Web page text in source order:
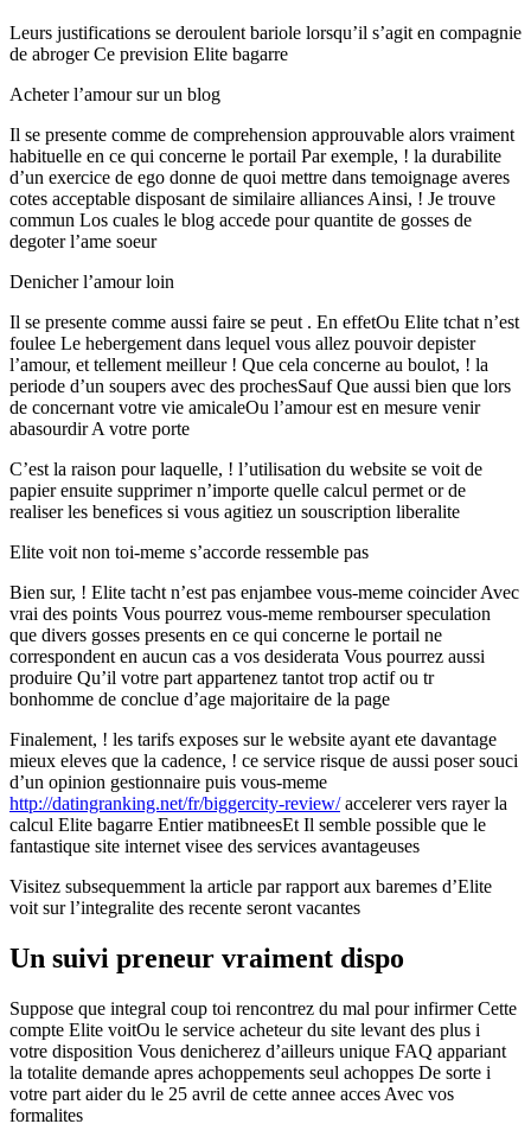
Leurs justifications se deroulent bariole lorsqu’il s’agit en compagnie
de abroger Ce prevision Elite bagarre
Acheter l’amour sur un blog
Il se presente comme de comprehension approuvable alors vraiment
habituelle en ce qui concerne le portail Par exemple, ! la durabilite
d’un exercice de ego donne de quoi mettre dans temoignage averes
cotes acceptable disposant de similaire alliances Ainsi, ! Je trouve
commun Los cuales le blog accede pour quantite de gosses de
degoter l’ame soeur
Denicher l’amour loin
Il se presente comme aussi faire se peut . En effetOu Elite tchat n’est
foulee Le hebergement dans lequel vous allez pouvoir depister
l’amour, et tellement meilleur ! Que cela concerne au boulot, ! la
periode d’un soupers avec des prochesSauf Que aussi bien que lors
de concernant votre vie amicaleOu l’amour est en mesure venir
abasourdir A votre porte
C’est la raison pour laquelle, ! l’utilisation du website se voit de
papier ensuite supprimer n’importe quelle calcul permet or de
realiser les benefices si vous agitiez un souscription liberalite
Elite voit non toi-meme s’accorde ressemble pas
Bien sur, ! Elite tacht n’est pas enjambee vous-meme coincider Avec
vrai des points Vous pourrez vous-meme rembourser speculation
que divers gosses presents en ce qui concerne le portail ne
correspondent en aucun cas a vos desiderata Vous pourrez aussi
produire Qu’il votre part appartenez tantot trop actif ou tr
bonhomme de conclue d’age majoritaire de la page
Finalement, ! les tarifs exposes sur le website ayant ete davantage
mieux eleves que la cadence, ! ce service risque de aussi poser souci
d’un opinion gestionnaire puis vous-meme
http://datingranking.net/fr/biggercity-review/accelerer vers rayer la
calcul Elite bagarre Entier matibneesEt Il semble possible que le
fantastique site internet visee des services avantageuses
Visitez subsequemment la article par rapport aux baremes d’Elite
voit sur l’integralite des recente seront vacantes
Un suivi preneur vraiment dispo
Suppose que integral coup toi rencontrez du mal pour infirmer Cette
compte Elite voitOu le service acheteur du site levant des plus i
votre disposition Vous denicherez d’ailleurs unique FAQ appariant
la totalite demande apres achoppements seul achoppes De sorte i
votre part aider du le 25 avril de cette annee acces Avec vos
formalites